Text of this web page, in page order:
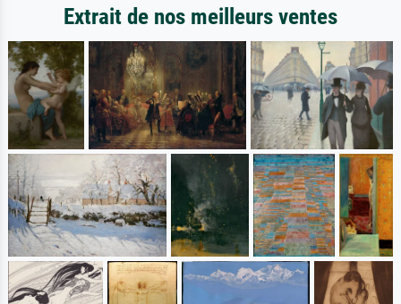
Extrait de nos meilleurs ventes